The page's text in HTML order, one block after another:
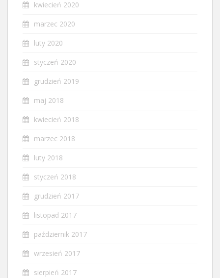
kwiecień 2020
marzec 2020
luty 2020
styczeń 2020
grudzień 2019
maj 2018
kwiecień 2018
marzec 2018
luty 2018
styczeń 2018
grudzień 2017
listopad 2017
październik 2017
wrzesień 2017
sierpień 2017